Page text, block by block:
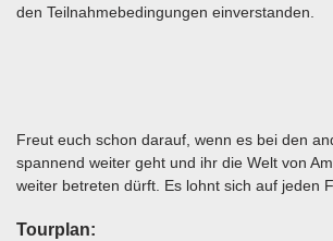
den Teilnahmebedingungen einverstanden.
Freut euch schon darauf, wenn es bei den
spannend weiter geht und ihr die Welt von
weiter betreten dürft. Es lohnt sich auf jeden
Tourplan: